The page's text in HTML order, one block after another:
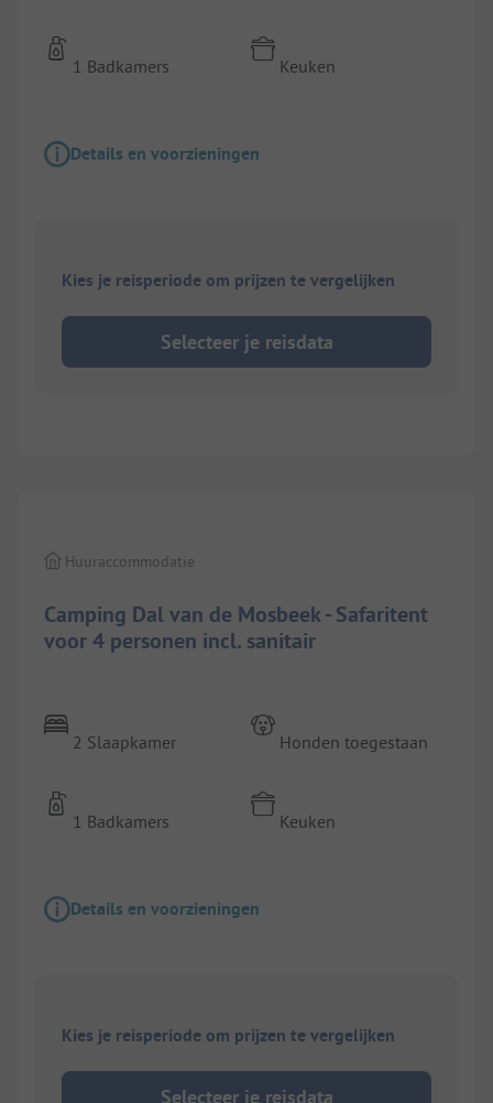
1 Badkamers Keuken
Details en voorzieningen
Kies je reisperiode om prijzen te vergelijken
Selecteer je reisdata
Camping Dal van de Mosbeek - Safaritent
voor 4 personen incl. sanitair
Huuraccommodatie
2 Slaapkamer
1 Badkamers
Honden toegestaan
Keuken
Details en voorzieningen
Kies je reisperiode om prijzen te vergelijken
Selecteer je reisdata